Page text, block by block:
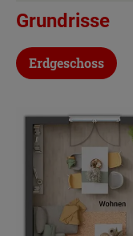
Grundrisse
Erdgeschoss